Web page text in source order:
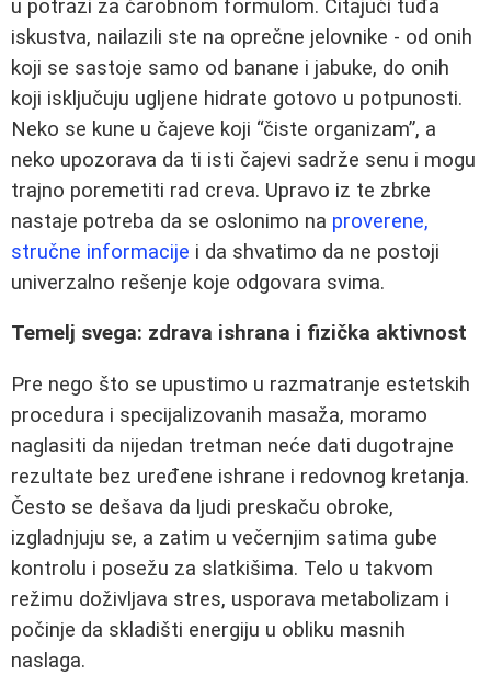
u potrazi za čarobnom formulom. Čitajući tuđa
iskustva, nailazili ste na oprečne jelovnike - od onih
koji se sastoje samo od banane i jabuke, do onih
koji isključuju ugljene hidrate gotovo u potpunosti.
Neko se kune u čajeve koji “čiste organizam”, a
neko upozorava da ti isti čajevi sadrže senu i mogu
trajno poremetiti rad creva. Upravo iz te zbrke
nastaje potreba da se oslonimo na proverene,
stručne informacije i da shvatimo da ne postoji
univerzalno rešenje koje odgovara svima.
Temelj svega: zdrava ishrana i fizička aktivnost
Pre nego što se upustimo u razmatranje estetskih
procedura i specijalizovanih masaža, moramo
naglasiti da nijedan tretman neće dati dugotrajne
rezultate bez uređene ishrane i redovnog kretanja.
Često se dešava da ljudi preskaču obroke,
izgladnjuju se, a zatim u večernjim satima gube
kontrolu i posežu za slatkišima. Telo u takvom
režimu doživljava stres, usporava metabolizam i
počinje da skladišti energiju u obliku masnih
naslaga.